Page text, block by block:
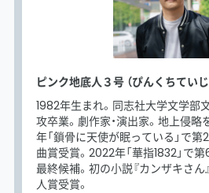
ピンク地底人３号 （ぴんくちてい
1982年生まれ。同志社大学文学部
攻卒業。劇作家・演出家。地上侵略
年「鎖骨に天使が眠っている」で
曲賞受賞。2022年「華指1832」で
最終候補。初の小説『カンザキさ
人賞受賞。